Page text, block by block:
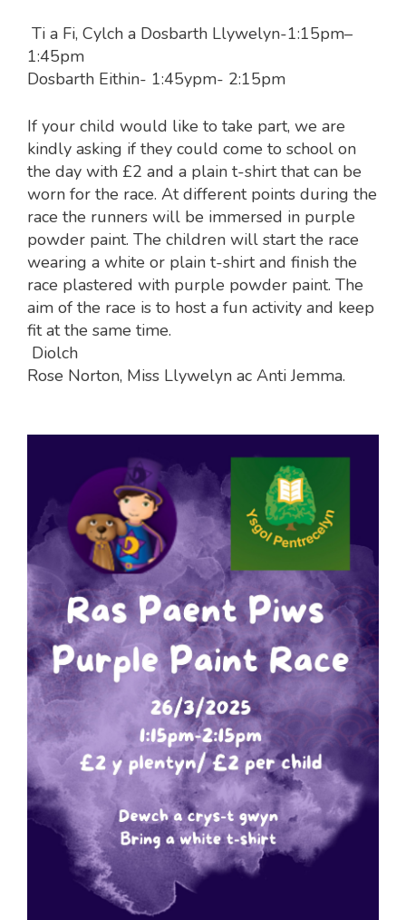
Ti a Fi, Cylch a Dosbarth Llywelyn-1:15pm–
1:45pm
Dosbarth Eithin- 1:45ypm- 2:15pm
If your child would like to take part, we are
kindly asking if they could come to school on
the day with £2 and a plain t-shirt that can be
worn for the race. At different points during the
race the runners will be immersed in purple
powder paint. The children will start the race
wearing a white or plain t-shirt and finish the
race plastered with purple powder paint. The
aim of the race is to host a fun activity and keep
fit at the same time.
Diolch
Rose Norton, Miss Llywelyn ac Anti Jemma.